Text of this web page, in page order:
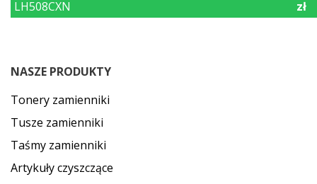
LH508CXN
zł
NASZE PRODUKTY
Tonery zamienniki
Tusze zamienniki
Taśmy zamienniki
Artykuły czyszczące